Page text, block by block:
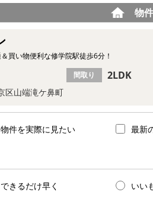
物
買い物便利な修学院駅徒歩6分！
区山端滝ケ鼻町
間取り 2LDK
物件を実際に見たい 最新
できるだけ早く いい